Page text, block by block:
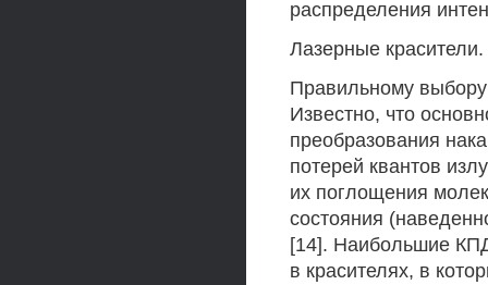
распределения
Лазерные красители.
Правильному выбору
Известно, что
преобразования
потерей квантов
их поглощения
состояния
[14]. Наибольшие
в красителях, в